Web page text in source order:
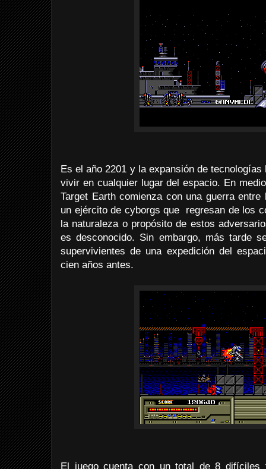
Es el año 2201 y la expansión de
vivir en cualquier lugar del espacio. En
Target Earth comienza con una guerra
un ejército de cyborgs que regresan de los
la naturaleza o propósito de estos
es desconocido. Sin embargo, más tarde
supervivientes de una expedición del
cien años antes.
El juego cuenta con un total de 8